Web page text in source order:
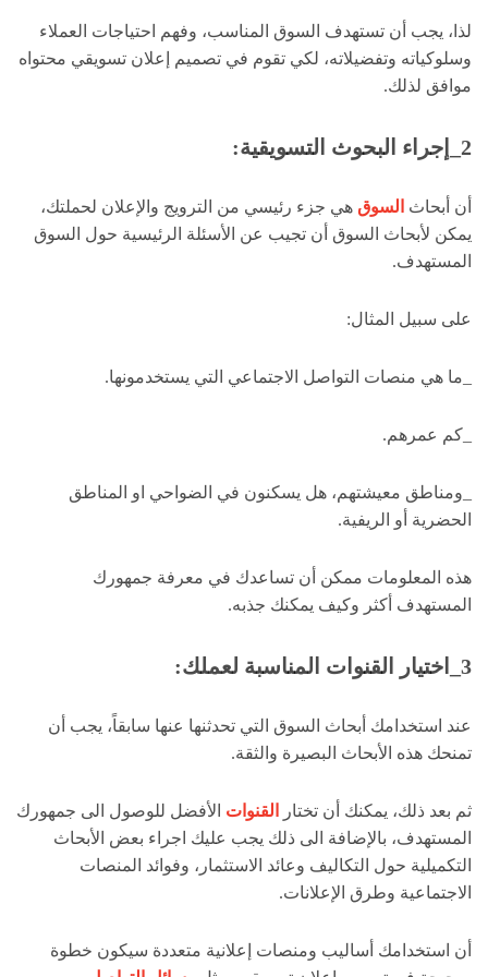
لذا، يجب أن تستهدف السوق المناسب، وفهم احتياجات العملاء
وسلوكياته وتفضيلاته، لكي تقوم في تصميم إعلان تسويقي محتواه
موافق لذلك.
2 _إجراء البحوث التسويقية:
أن أبحاث السوق هي جزء رئيسي من الترويج والإعلان لحملتك،
يمكن لأبحاث السوق أن تجيب عن الأسئلة الرئيسية حول السوق
المستهدف.
على سبيل المثال:
_ما هي منصات التواصل الاجتماعي التي يستخدمونها.
_كم عمرهم.
_ومناطق معيشتهم، هل يسكنون في الضواحي او المناطق
الحضرية أو الريفية.
هذه المعلومات ممكن أن تساعدك في معرفة جمهورك
المستهدف أكثر وكيف يمكنك جذبه.
3 _اختيار القنوات المناسبة لعملك:
عند استخدامك أبحاث السوق التي تحدثنها عنها سابقاً، يجب أن
تمنحك هذه الأبحاث البصيرة والثقة.
ثم بعد ذلك، يمكنك أن تختار القنوات الأفضل للوصول الى جمهورك
المستهدف، بالإضافة الى ذلك يجب عليك اجراء بعض الأبحاث
التكميلية حول التكاليف وعائد الاستثمار، وفوائد المنصات
الاجتماعية وطرق الإعلانات.
أن استخدامك أساليب ومنصات إعلانية متعددة سيكون خطوة